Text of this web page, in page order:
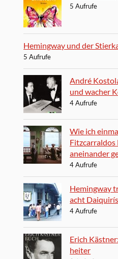
5 Aufrufe
Hemingway und der
5 Aufrufe
André
und wacher
4 Aufrufe
Wie ich
Fitzcarraldos
aneinander
4 Aufrufe
Hemingway
acht
4 Aufrufe
Erich
heiter